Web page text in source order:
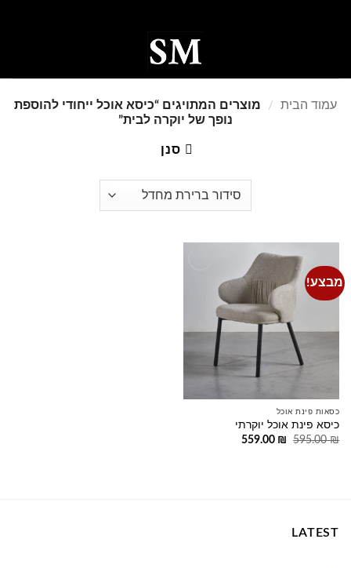
עמוד הבית /
מוצרים המתויגים “כיסא אוכל ייחודי להוספת
נופך של יוקרה לבית”
סנן
מבצע!
כסאות פינת אוכל
כיסא פינת אוכל יוקרתי
595.00₪
המחיר
559.00 ₪
המחיר
LATEST